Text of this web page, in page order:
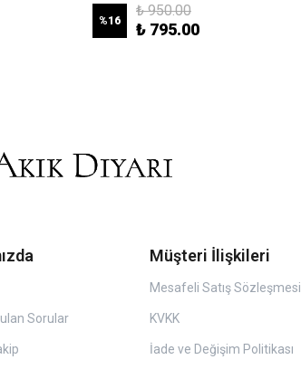
%16
₺ 950.00
₺ 795.00
Sorular
Müşteri İlişkileri
Mesafeli Satış Sözleşmesi
KVKK
İade ve Değişim Politikası